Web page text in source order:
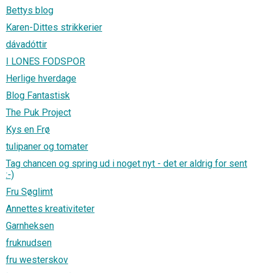
Bettys blog
Karen-Dittes strikkerier
dávadóttir
I LONES FODSPOR
Herlige hverdage
Blog Fantastisk
The Puk Project
Kys en Frø
tulipaner og tomater
Tag chancen og spring ud i noget nyt - det er aldrig for sent
:-)
Fru Søglimt
Annettes kreativiteter
Garnheksen
fruknudsen
fru westerskov